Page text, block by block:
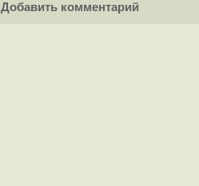
Добавить комментарий